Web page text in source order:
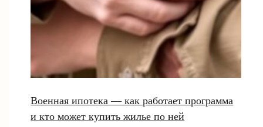
Военная ипотека — как работает программа
и кто может купить жилье по ней